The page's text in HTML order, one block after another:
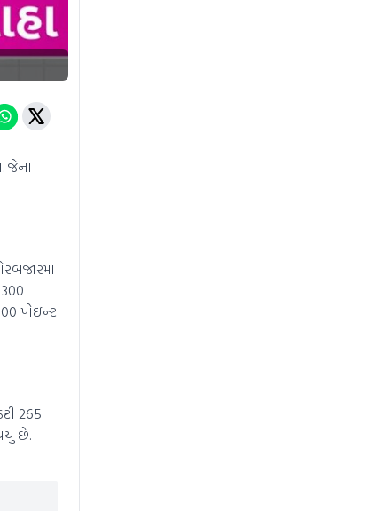
જેના
પોઇન્ટ
265
છે.